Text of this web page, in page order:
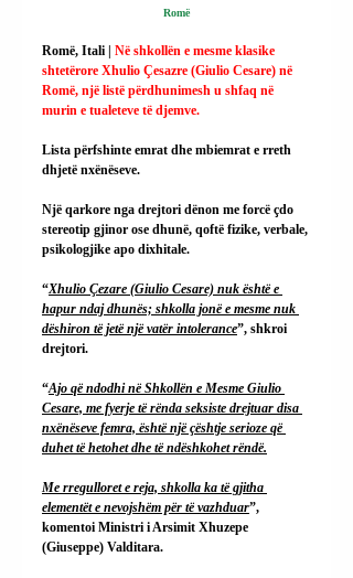
Romë
Romë, Itali | Në shkollën e mesme klasike
shtetërore Xhulio Çesazre (Giulio Cesare) në
Romë, një listë përdhunimesh u shfaq në
murin e tualeteve të djemve.
Lista përfshinte emrat dhe mbiemrat e rreth
dhjetë nxënëseve.
Një qarkore nga drejtori dënon me forcë çdo
stereotip gjinor ose dhunë, qoftë fizike, verbale,
psikologjike apo dixhitale.
“Xhulio Çezare (Giulio Cesare) nuk është e
hapur ndaj dhunës; shkolla jonë e mesme nuk
dëshiron të jetë një vatër intolerance”, shkroi
drejtori.
“Ajo që ndodhi në Shkollën e Mesme Giulio
Cesare, me fyerje të rënda seksiste drejtuar disa
nxënëseve femra, është një çështje serioze që
duhet të hetohet dhe të ndëshkohet rëndë.
Me rregulloret e reja, shkolla ka të gjitha
elementët e nevojshëm për të vazhduar”,
komentoi Ministri i Arsimit Xhuzepe
(Giuseppe) Valditara.